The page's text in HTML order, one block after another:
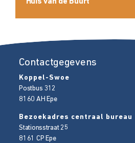
Contactgegevens
Koppel-Swoe
Postbus 312
8160 AH Epe
Bezoekadres centraal bureau
Stationsstraat 25
8161 CP Epe